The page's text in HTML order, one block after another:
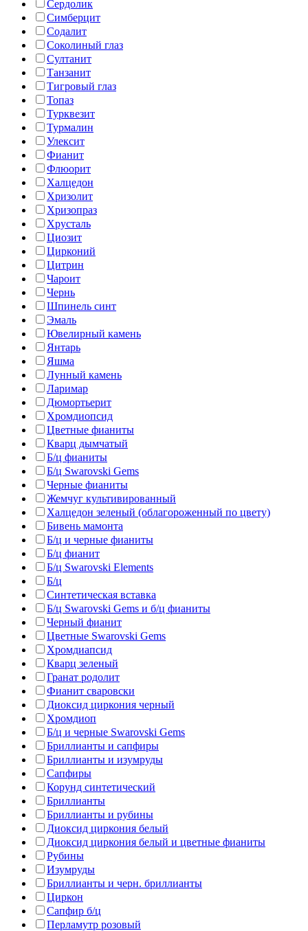
Сердолик
Симберцит
Содалит
Соколиный глаз
Султанит
Танзанит
Тигровый глаз
Топаз
Турквезит
Турмалин
Улексит
Фианит
Флюорит
Халцедон
Хризолит
Хризопраз
Хрусталь
Циозит
Цирконий
Цитрин
Чароит
Чернь
Шпинель синт
Эмаль
Ювелирный камень
Янтарь
Яшма
Лунный камень
Ларимар
Дюмортьерит
Хромдиопсид
Цветные фианиты
Кварц дымчатый
Б/ц фианиты
Б/ц Swarovski Gems
Черные фианиты
Жемчуг культивированный
Халцедон зеленый (облагороженный по цвету)
Бивень мамонта
Б/ц и черные фианиты
Б/ц фианит
Б/ц Swarovski Elements
Б/ц
Синтетическая вставка
Б/ц Swarovski Gems и б/ц фианиты
Черный фианит
Цветные Swarovski Gems
Хромдиапсид
Кварц зеленый
Гранат родолит
Фианит сваровски
Диоксид циркония черный
Хромдиоп
Б/ц и черные Swarovski Gems
Бриллианты и сапфиры
Бриллианты и изумруды
Сапфиры
Корунд синтетический
Бриллианты
Бриллианты и рубины
Диоксид циркония белый
Диоксид циркония белый и цветные фианиты
Рубины
Изумруды
Бриллианты и черн. бриллианты
Циркон
Сапфир б/ц
Перламутр розовый